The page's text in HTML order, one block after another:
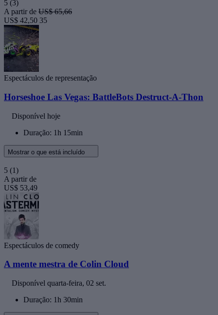
5 (3)
A partir de US$ 65,66
US$ 42,50 35
Espectáculos de representação
Horseshoe Las Vegas: BattleBots Destruct-A-Thon
Disponível hoje
Duração: 1h 15min
Mostrar o que está incluído
5 (1)
A partir de
US$ 53,49
Espectáculos de comedy
A mente mestra de Colin Cloud
Disponível quarta-feira, 02 set.
Duração: 1h 30min